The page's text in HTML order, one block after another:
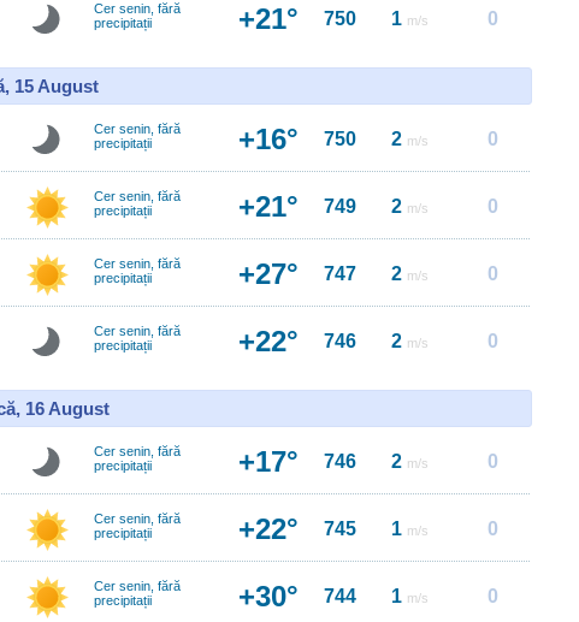
Cer senin, fără
precipitații
+21° 750 1 m/s 0
15 August
Cer senin, fără
precipitații
+16° 750 2 m/s 0
Cer senin, fără
precipitații
+21° 749 2 m/s 0
Cer senin, fără
precipitații
+27° 747 2 m/s 0
Cer senin, fără
precipitații
+22° 746 2 m/s 0
16 August
Cer senin, fără
precipitații
+17° 746 2 m/s 0
Cer senin, fără
precipitații
+22° 745 1 m/s 0
Cer senin, fără
precipitații
+30° 744 1 m/s 0